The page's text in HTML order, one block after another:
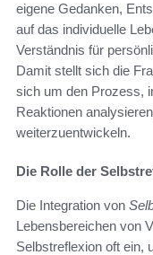
eigene Gedanken,
auf das individuelle
Verständnis für
Damit stellt sich die
sich um den Prozess,
Reaktionen
weiterzuentwickeln.
Die Rolle der
Die Integration von
Lebensbereichen von
Selbstreflexion oft ein,